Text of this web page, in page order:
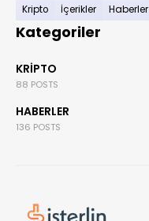
Kripto İçerikler Haberler
Kategoriler
KRIPTO
88 POSTS
HABERLER
136 POSTS